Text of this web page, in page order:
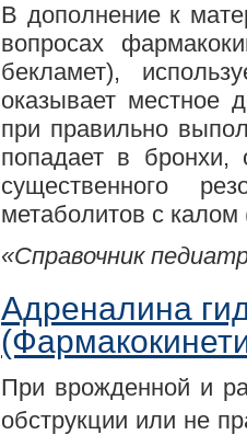
В дополнение к
вопросах
бекламет),
оказывает местное
при правильно
попадает в бронхи,
существенного
метаболитов с
«Справочник
Адреналина
При врожденной и
обструкции или не